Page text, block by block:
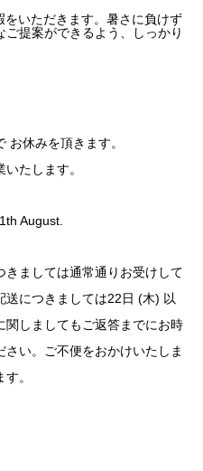
いただきます。暑さに負けず
提案ができるよう、しっかり
休みを頂きます。
たします。
August.
ましては通常通りお受けして
送につきましては22日 (木) 以
関しましてもご返答までにお時
い。ご不便をおかけいたしま
。